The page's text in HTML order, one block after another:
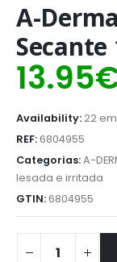
A-
Secante
13.95
Availability:22
REF:6804955
Categorias:A-
lesada e irritada
GTIN:6804955